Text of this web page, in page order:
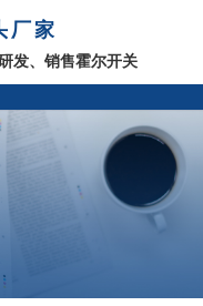
厂家
发、销售霍尔开关